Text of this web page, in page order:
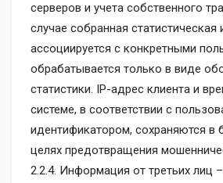
серверов и учета собственного
случае собранная
ассоциируется с конкретными
обрабатывается только в виде
статистики. IP-адрес клиента и
системе, в соответствии с
идентификатором, сохраняются в
целях предотвращения
2.2.4. Информация от третьих лиц